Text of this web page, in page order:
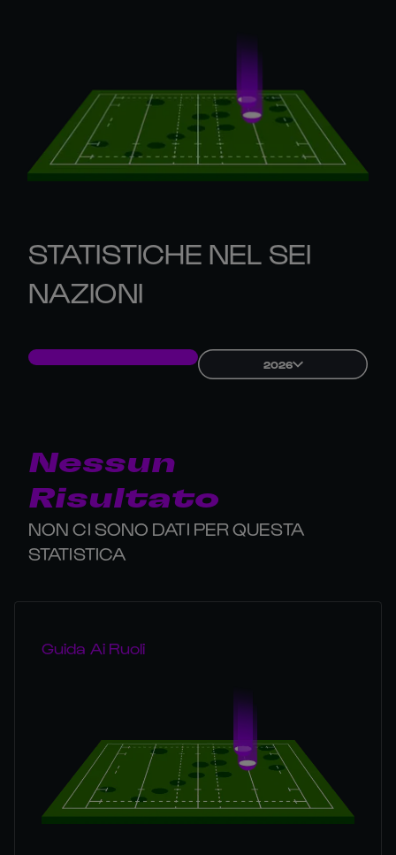
STATISTICHE NEL SEI
NAZIONI
2026
Nessun
Risultato
NON CI SONO DATI PER QUESTA
STATISTICA
Guida Ai Ruoli